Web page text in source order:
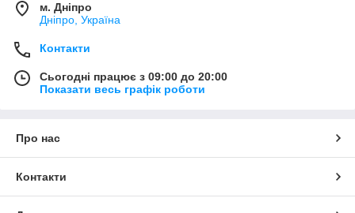
м. Дніпро
Дніпро, Україна
Контакти
Сьогодні працює з 09:00 до 20:00
Показати весь графік роботи
Про нас
Контакти